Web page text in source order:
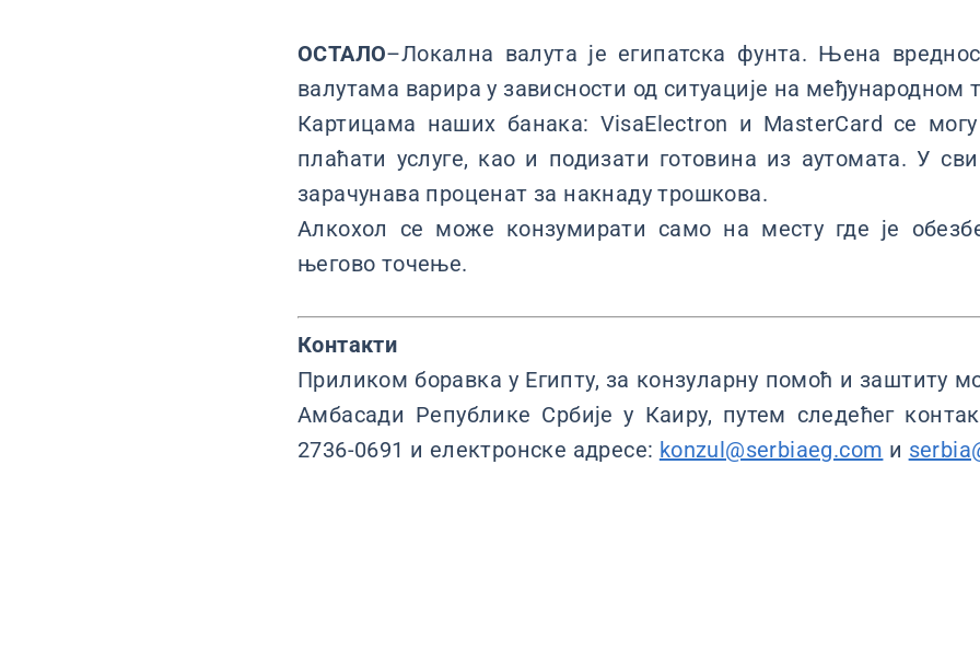
ОСТАЛО–Локална валута је египатска фунта. Њена
валутама варира у зависности од ситуације на међународном
Картицама наших банака: VisaElectron и MasterCard се
плаћати услуге, као и подизати готовина из аутомата. У
зарачунава проценат за накнаду трошкова.
Алкохол се може конзумирати само на месту где је
његово точење.
Контакти
Приликом боравка у Египту, за конзуларну помоћ и заштиту
Амбасади Републике Србије у Каиру, путем следећег
2736-0691 и електронске адресе: konzul@serbiaeg.com и